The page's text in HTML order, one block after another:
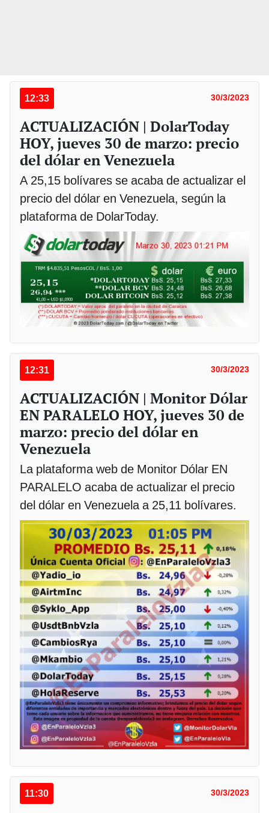
12:33 30/3/2023
ACTUALIZACIÓN | DolarToday
HOY, jueves 30 de marzo: precio
del dólar en Venezuela
A 25,15 bolívares se acaba de actualizar el
precio del dólar en Venezuela, según la
plataforma de DolarToday.
12:31 30/3/2023
ACTUALIZACIÓN | Monitor Dólar
EN PARALELO HOY, jueves 30 de
marzo: precio del dólar en
Venezuela
La plataforma web de Monitor Dólar EN
PARALELO acaba de actualizar el precio
del dólar en Venezuela a 25,11 bolívares.
11:30 30/3/2023